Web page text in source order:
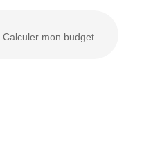
Calculer mon budget